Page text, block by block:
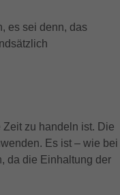
es sei denn, das
zu handeln ist. Die
Es ist – wie bei
da die Einhaltung der